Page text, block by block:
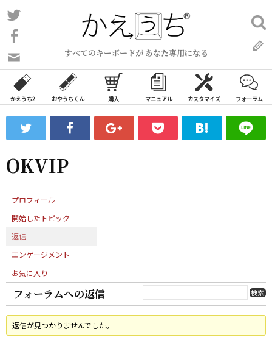
コ
ン
ン
ツ
ス
ッ
すべてのキーボードが あなた専用になる
い
合
わ
フ
ォ
ム
検
索:
かえうち2 おやうちくん 購入 マニュアル カスタマイズ フォーラム
OKVIP
プロフィール
開始したトピック
返信
エンゲージメント
お気に入り
フォーラムへの返信
返信が見つかりませんでした。